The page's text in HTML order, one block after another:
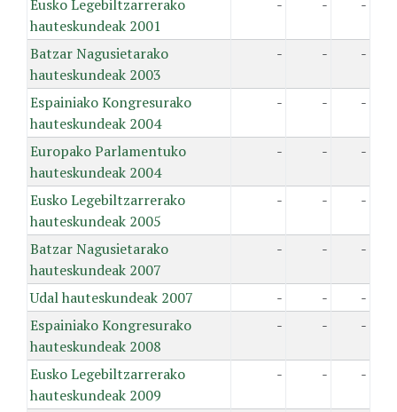
Eusko Legebiltzarrerako
hauteskundeak 2001
- - -
Batzar Nagusietarako
hauteskundeak 2003
- - -
Espainiako Kongresurako
hauteskundeak 2004
- - -
Europako Parlamentuko
hauteskundeak 2004
- - -
Eusko Legebiltzarrerako
hauteskundeak 2005
- - -
Batzar Nagusietarako
hauteskundeak 2007
- - -
Udal hauteskundeak 2007 - -
-
Espainiako Kongresurako
hauteskundeak 2008
- - -
Eusko Legebiltzarrerako
hauteskundeak 2009
- - -